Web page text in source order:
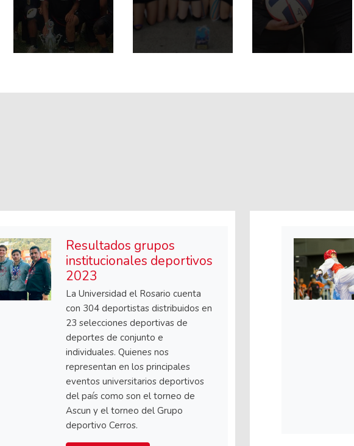
Resultados grupos
institucionales deportivos
2023
La Universidad el Rosario cuenta
con 304 deportistas distribuidos en
23 selecciones deportivas de
deportes de conjunto e
individuales. Quienes nos
representan en los principales
eventos universitarios deportivos
del país como son el torneo de
Ascun y el torneo del Grupo
deportivo Cerros.